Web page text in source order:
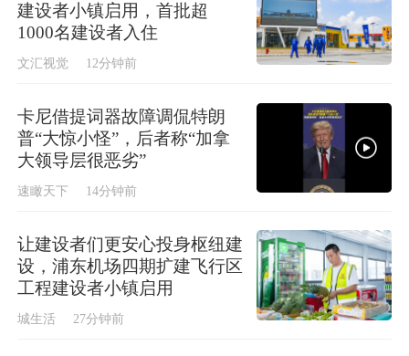
建设者小镇启用，首批超
1000名建设者入住
文汇视觉 12分钟前
卡尼借提词器故障调侃特朗
普“大惊小怪”，后者称“加拿
大领导层很恶劣”
速瞰天下 14分钟前
让建设者们更安心投身枢纽建
设，浦东机场四期扩建飞行区
工程建设者小镇启用
城生活 27分钟前